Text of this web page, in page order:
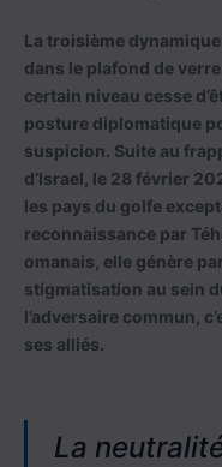
La troisième
dans le plafond de
certain niveau cesse
posture diplomatique
suspicion. Suite au
d’Israel, le 28 février
les pays du golfe
reconnaissance par
omanais, elle génère
stigmatisation au sein
l’adversaire commun,
ses alliés.
La